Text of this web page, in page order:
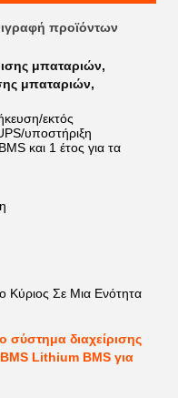
προϊόντων
μπαταριών,
μπαταριών,
εκτός
υποστήριξη
και 1 έτος για τα
Κύριος Σε Μια Ενότητα
διαχείρισης
Lithium BMS για